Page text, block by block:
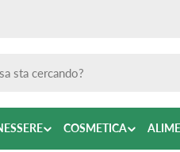
COSMETICA